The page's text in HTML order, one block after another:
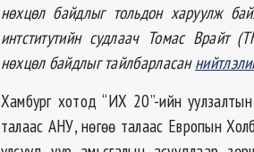
нөхцөл байдлыг тольдон харуулж
интститутийн судлаач Томас Врайт
нөхцөл байдлыг тайлбарласан
Хамбург хотод “ИХ 20”-ийн
талаас АНУ, нөгөө талаас Европын